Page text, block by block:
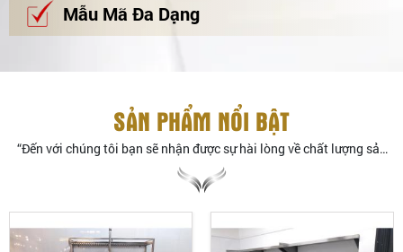
Mẫu Mã Đa Dạng
SẢN PHẨM NỔI BẬT
“Đến với chúng tôi bạn sẽ nhận được sự hài lòng về chất lượng sản
phẩm – dịch vụ”